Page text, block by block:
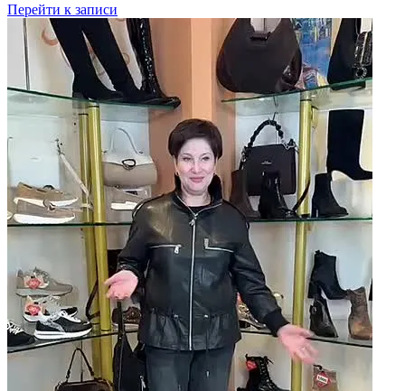
Перейти к записи